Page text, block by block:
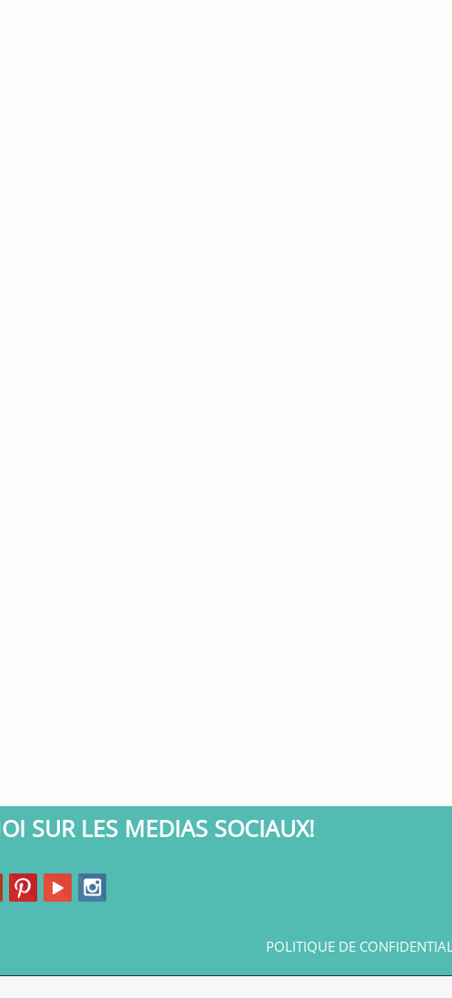
SUR LES MEDIAS SOCIAUX!
POLITIQUE DE